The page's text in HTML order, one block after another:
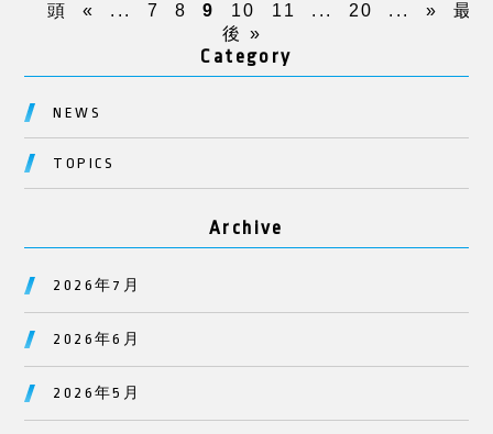
頭
« ... 7 8 9 10 11 ... 20 ... »
最
後 »
Category
NEWS
TOPICS
Archive
2026年7月
2026年6月
2026年5月